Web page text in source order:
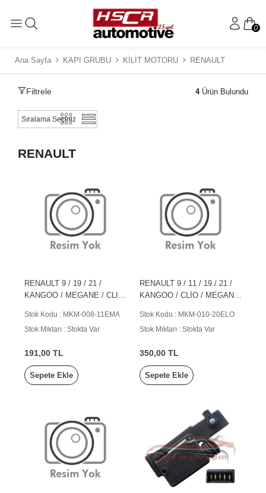
0
Ana Sayfa KAPI GRUBU KİLİT MOTORU RENAULT
Filtrele 4Ürün Bulundu
RENAULT
RENAULT 9 / 19 / 21 /
KANGOO / MEGANE / CLIO
Stok Kodu : MKM-008-11EMA
Stok Miktarı : Stokta Var
191,00 TL
Sepete Ekle
RENAULT 9 / 11 / 19 / 21 /
KANGOO / CLİO / MEGANE
Stok Kodu : MKM-010-20ELO
Stok Miktarı : Stokta Var
350,00 TL
Sepete Ekle